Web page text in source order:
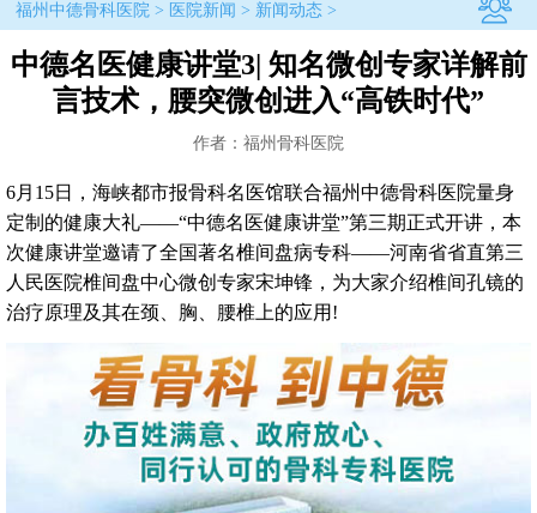
福州中德骨科医院> 医院新闻 > 新闻动态>
中德名医健康讲堂3| 知名微创专家详解前
言技术，腰突微创进入“高铁时代”
作者：福州骨科医院
6月15日，海峡都市报骨科名医馆联合福州中德骨科医院量身
定制的健康大礼——“中德名医健康讲堂”第三期正式开讲，本
次健康讲堂邀请了全国著名椎间盘病专科——河南省省直第三
人民医院椎间盘中心微创专家宋坤锋，为大家介绍椎间孔镜的
治疗原理及其在颈、胸、腰椎上的应用!